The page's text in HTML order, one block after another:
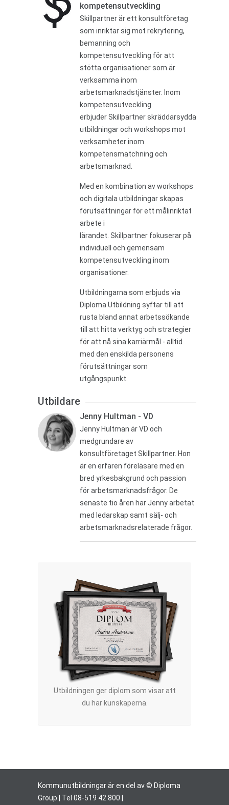
kompetensutveckling
Skillpartner är ett konsultföretag
som inriktar sig mot rekrytering,
bemanning och
kompetensutveckling för att
stötta organisationer som är
verksamma inom
arbetsmarknadstjänster. Inom
kompetensutveckling
erbjuder Skillpartner skräddarsydda
utbildningar och workshops mot
verksamheter inom
kompetensmatchning och
arbetsmarknad.
Med en kombination av workshops
och digitala utbildningar skapas
förutsättningar för ett målinriktat
arbete i
lärandet. Skillpartner fokuserar på
individuell och gemensam
kompetensutveckling inom
organisationer.
Utbildningarna som erbjuds via
Diploma Utbildning syftar till att
rusta bland annat arbetssökande
till att hitta verktyg och strategier
för att nå sina karriärmål - alltid
med den enskilda personens
förutsättningar som
utgångspunkt.
Utbildare
Jenny Hultman - VD
Jenny Hultman är VD och
medgrundare av
konsultföretaget Skillpartner. Hon
är en erfaren föreläsare med en
bred yrkesbakgrund och passion
för arbetsmarknadsfrågor. De
senaste tio åren har Jenny arbetat
med ledarskap samt sälj- och
arbetsmarknadsrelaterade frågor.
Utbildningen ger diplom som visar att
du har kunskaperna.
Kommunutbildningar är en del av © Diploma
Group | Tel 08-519 42 800 |